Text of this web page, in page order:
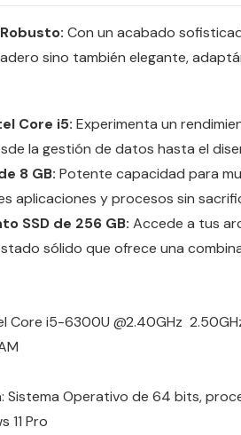
Con un acabado
sino también elegante,
Core i5: Experimenta un
la gestión de datos hasta el
8 GB: Potente capacidad para
aplicaciones y procesos sin
SSD de 256 GB: Accede a tus
sólido que ofrece una
Core i5-6300U @2.40GHz
Sistema Operativo de 64 bits,
11 Pro